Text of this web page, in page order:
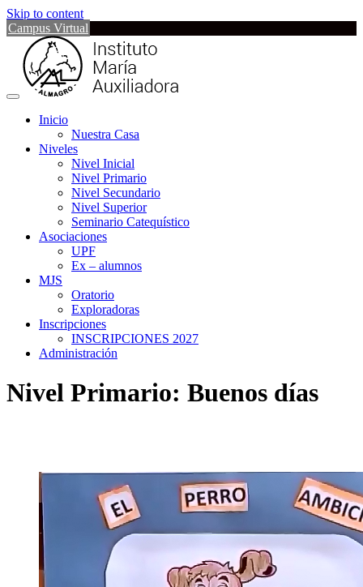
Skip to content
Campus Virtual
Inicio
Nuestra Casa
Niveles
Nivel Inicial
Nivel Primario
Nivel Secundario
Nivel Superior
Seminario Catequístico
Asociaciones
UPF
Ex – alumnos
MJS
Oratorio
Exploradoras
Inscripciones
INSCRIPCIONES 2027
Administración
Nivel Primario: Buenos días